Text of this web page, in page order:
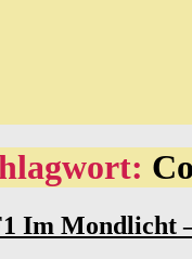
Im Mondlicht